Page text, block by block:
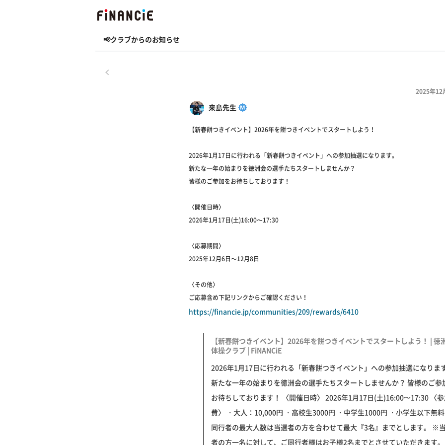
📢クラブからのお知らせ
来島先生
2025年12
【新春餅つきイベント】2026年を餅つきイベントでスタートしよう！
2026年1月17日に行われる「新春餅つきイベント」への参加抽選になります。
新たな一年の始まりを徳洲会の選手たちスタートしませんか？
皆様のご参加をお待ちしております！
〈開催日時〉
2026年1月17日(土)16:00〜17:30
〈応募期間〉
2025年12月6日〜12月8日
〈その他〉
ご応募含め下記リンクからご確認ください！
https://financie.jp/communities/209/rewards/6410
【新春餅つきイベント】2026年を餅つきイベントでスタートしよう！ | 徳
体操クラブ | FiNANCiE
2026年1月17日に行われる「新春餅つきイベント」への参加抽選になります
新たな一年の始まりを徳洲会の選手たちスタートしませんか？ 皆様のご参
お待ちしております！ 〈開催日時〉 2026年1月17日(土)16:00〜17:30 〈
費〉 ・大人：10,000円 ・高校生3000円 ・中学生1000円 ・小学生以下無
同行者の最大人数は当選者の方を合わせて最大『3名』までとします。 ※
者の方一名に対して、ご同行者様はお子様2名までとさせていただきます